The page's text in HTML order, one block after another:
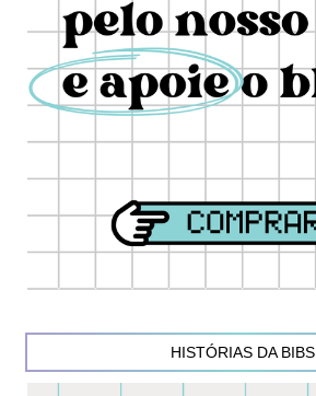
HISTÓRIAS DA BIBS